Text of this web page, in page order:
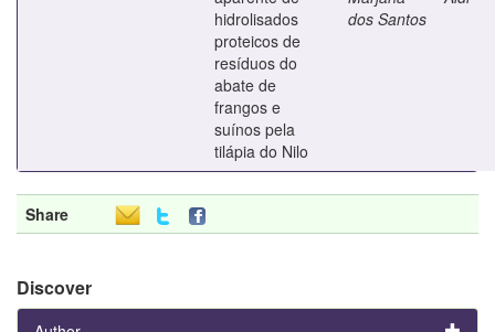
hidrolisados
proteicos de
resíduos do
abate de
frangos e
suínos pela
tilápia do Nilo
dos Santos
Share
Discover